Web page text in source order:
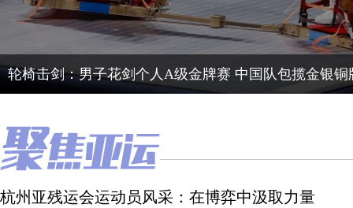
轮椅击剑：男子花剑个人A级金牌赛 中国队包揽金银铜
杭州亚残运会运动员风采：在博弈中汲取力量